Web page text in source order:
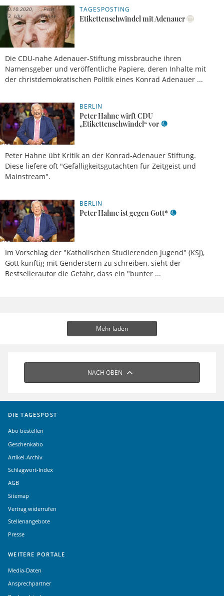
TAGESPOSTING
Etikettenschwindel mit Adenauer
Die CDU-nahe Adenauer-Stiftung missbrauche ihren
Namensgeber und veröffentliche Papiere, deren Inhalte mit
der christdemokratischen Politik eines Konrad Adenauer ...
30.10.2020,
13 Uhr
Peter
Hahne
BERLIN
Peter Hahne wirft CDU
„Etikettenschwindel“ vor
Peter Hahne übt Kritik an der Konrad-Adenauer Stiftung.
Diese liefere oft "Gefälligkeitsgutachten für Zeitgeist und
Mainstream".
28.10.2020,
08 Uhr
Vorabmeldung
BERLIN
Peter Hahne ist gegen Gott*
Im Vorschlag der "Katholischen Studierenden Jugend" (KSJ),
Gott künftig mit Genderstern zu schreiben, sieht der
Bestsellerautor die Gefahr, dass ein "bunter ...
15.09.2020,
14 Uhr
Redaktion
Mehr laden
NACH OBEN
DIE TAGESPOST
Abo bestellen
Geschenkabo
Artikel-Archiv
Schlagwort-Index
AGB
Sitemap
Vertrag widerrufen
Stellenangebote
Presse
WEITERE PORTALE
Media-Daten
Ansprechpartner